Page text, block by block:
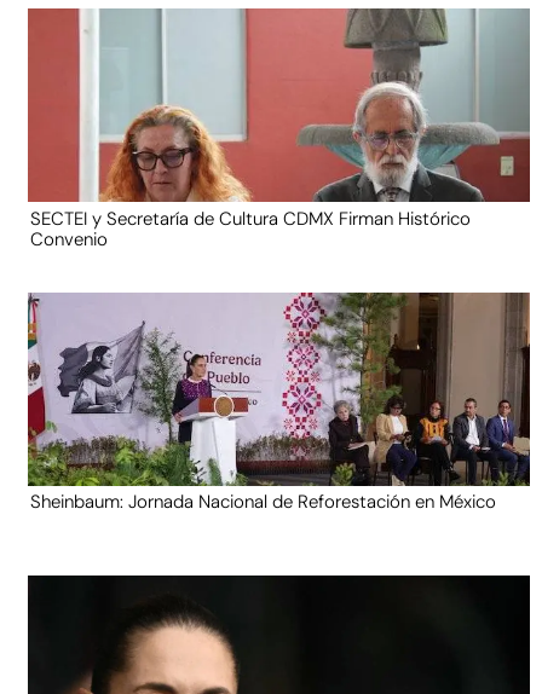
SECTEI y Secretaría de Cultura CDMX Firman Histórico
Convenio
Sheinbaum: Jornada Nacional de Reforestación en México